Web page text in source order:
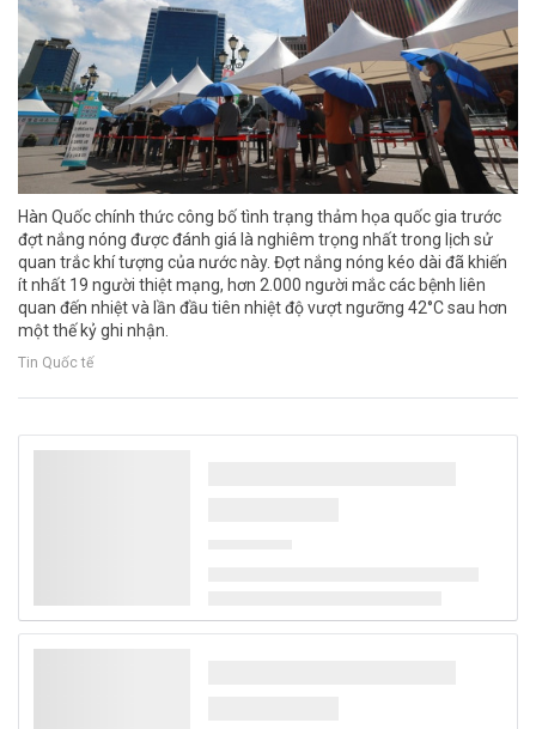
Hàn Quốc chính thức công bố tình trạng thảm họa quốc gia trước
đợt nắng nóng được đánh giá là nghiêm trọng nhất trong lịch sử
quan trắc khí tượng của nước này. Đợt nắng nóng kéo dài đã khiến
ít nhất 19 người thiệt mạng, hơn 2.000 người mắc các bệnh liên
quan đến nhiệt và lần đầu tiên nhiệt độ vượt ngưỡng 42°C sau hơn
một thế kỷ ghi nhận.
Tin Quốc tế